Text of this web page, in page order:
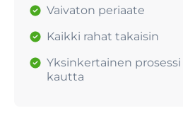
Vaivaton periaate
Kaikki rahat takaisin
Yksinkertainen
kautta